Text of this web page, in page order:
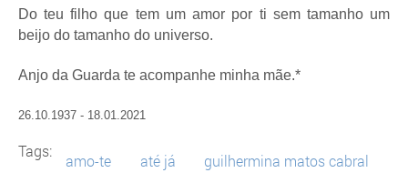
Do teu filho que tem um amor por ti sem tamanho um
beijo do tamanho do universo.
Anjo da Guarda te acompanhe minha mãe.*
26.10.1937 - 18.01.2021
Tags:
amo-te até já guilhermina matos cabral